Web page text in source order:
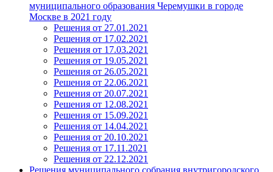
муниципального образования Черемушки в городе
Москве в 2021 году
Решения от 27.01.2021
Решения от 17.02.2021
Решения от 17.03.2021
Решения от 19.05.2021
Решения от 26.05.2021
Решения от 22.06.2021
Решения от 20.07.2021
Решения от 12.08.2021
Решения от 15.09.2021
Решения от 14.04.2021
Решения от 20.10.2021
Решения от 17.11.2021
Решения от 22.12.2021
Решения муниципального собрания внутригородского